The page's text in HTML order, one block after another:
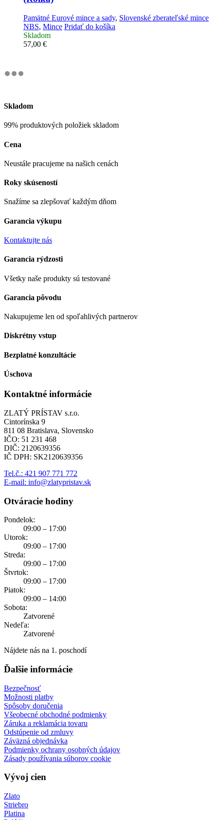
Pamätné Eurové mince a sady, Slovenské zberateľské mince
NBS, Mince Pridať do košíka
Skladom
57,00 €
Skladom
99% produktových položiek skladom
Cena
Neustále pracujeme na našich cenách
Roky skúseností
Snažíme sa zlepšovať každým dňom
Garancia výkupu
Kontaktujte nás
Garancia rýdzosti
Všetky naše produkty sú testované
Garancia pôvodu
Nakupujeme len od spoľahlivých partnerov
Diskrétny vstup
Bezplatné konzultácie
Úschova
Kontaktné informácie
ZLATÝ PRÍSTAV s.r.o.
Cintorínska 9
811 08 Bratislava, Slovensko
IČO: 51 231 468
DIČ: 2120639356
IČ DPH: SK2120639356
Tel.č.: 421 907 771 772
E-mail: info@zlatypristav.sk
Otváracie hodiny
Pondelok:
09:00 – 17:00
Utorok:
09:00 – 17:00
Streda:
09:00 – 17:00
Štvrtok:
09:00 – 17:00
Piatok:
09:00 – 14:00
Sobota:
Zatvorené
Nedeľa:
Zatvorené
Nájdete nás na 1. poschodí
Ďalšie informácie
Bezpečnosť
Možnosti platby
Spôsoby doručenia
Všeobecné obchodné podmienky
Záruka a reklamácia tovaru
Odstúpenie od zmluvy
Záväzná objednávka
Podmienky ochrany osobných údajov
Zásady používania súborov cookie
Vývoj cien
Zlato
Striebro
Platina